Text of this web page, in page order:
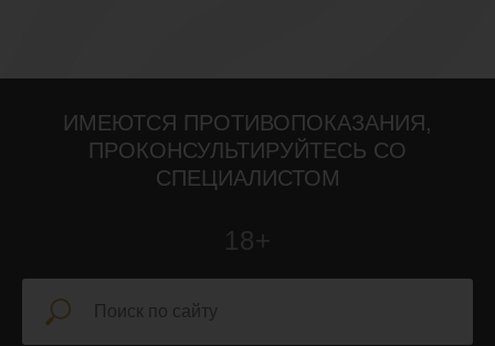
ИМЕЮТСЯ ПРОТИВОПОКАЗАНИЯ,
ПРОКОНСУЛЬТИРУЙТЕСЬ СО
СПЕЦИАЛИСТОМ
18+